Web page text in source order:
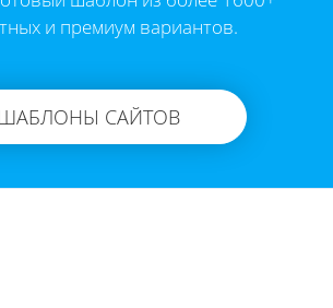
и премиум вариантов.
САЙТОВ